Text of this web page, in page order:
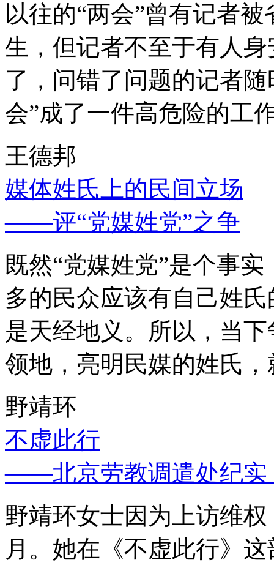
以往的“两会”曾有记者
生，但记者不至于有人
了，问错了问题的记者
会”成了一件高危险的工
王德邦
媒体姓氏上的民间立场
——评“党媒姓党”之争
既然“党媒姓党”是个事
多的民众应该有自己姓
是天经地义。所以，当
领地，亮明民媒的姓氏
野靖环
不虚此行
——北京劳教调遣处纪实
野靖环女士因为上访维
月。她在《不虚此行》